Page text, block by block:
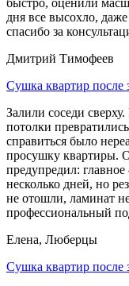
быстро, оценили
дня все высохло,
спасибо за
Дмитрий Тимофеев
Сушка квартир после
Залили соседи
потолки
справиться было
просушку квартиры.
предупредил:
несколько дней, но
не отошли, ламинат
профессиональный
Елена, Люберцы
Сушка квартир после